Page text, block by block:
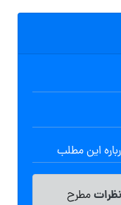
این مطلب
نظراتمطرح